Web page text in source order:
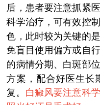
后，患者要注意抓紧
科学治疗，可有效控
色，此时较为关键的
免盲目使用偏方或自
的病情分期、白斑部
方案，配合好医生长
复。 白癜风要注意科